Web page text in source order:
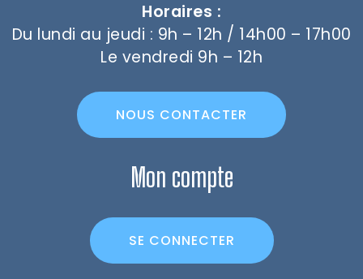
Horaires :
Du lundi au jeudi : 9h – 12h / 14h00 – 17h00
Le vendredi 9h – 12h
NOUS CONTACTER
Mon compte
SE CONNECTER